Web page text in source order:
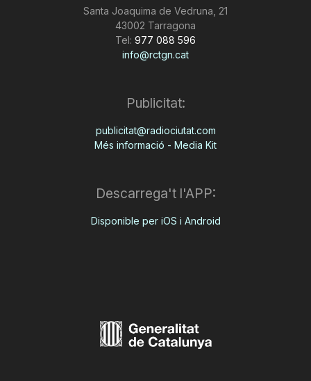
Santa Joaquima de Vedruna, 21
43002 Tarragona
Tel: 977 088 596
info@rctgn.cat
Publicitat:
publicitat@radiociutat.com
Més informació - Media Kit
Descarrega't l'APP:
Disponible per iOS i Android